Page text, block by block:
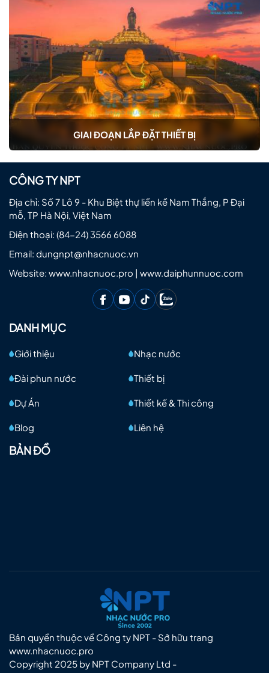
GIAI ĐOẠN LẮP ĐẶT THIẾT BỊ
CÔNG TY NPT
Địa chỉ: Số 7 Lô 9 - Khu Biệt thự liền kề Nam Thắng, P Đại
mỗ, TP Hà Nội, Việt Nam
Điện thoại: (84-24) 3566 6088
Email: dungnpt@nhacnuoc.vn
Website: www.nhacnuoc.pro | www.daiphunnuoc.com
DANH MỤC
Giới thiệu Nhạc nước
Đài phun nước Thiết bị
Dự Án Thiết kế & Thi công
Blog Liên hệ
BẢN ĐỒ
Bản quyền thuộc về Công ty NPT - Sở hữu trang
www.nhacnuoc.pro
Copyright 2025 by NPT Company Ltd -